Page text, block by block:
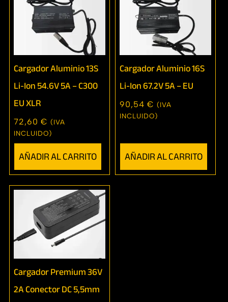
Cargador Aluminio 13S
Li-Ion 54.6V 5A – C300
EU XLR
72,60 € (IVA
INCLUIDO)
AÑADIR AL CARRITO
Cargador Aluminio 16S
Li-Ion 67.2V 5A – EU
90,54 € (IVA
INCLUIDO)
AÑADIR AL CARRITO
Cargador Premium 36V
2A Conector DC 5,5mm